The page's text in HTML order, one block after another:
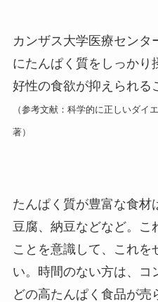
カンザス大学医療センタ
にたんぱく質をしっかり
好性の食欲が抑えられる
（参考文献：科学的に正しいダ
著）
たんぱく質が豊富な食材
豆腐、納豆などなど。こ
ことを意識して、これを
い。時間のない方は、コ
どの高たんぱく食品が